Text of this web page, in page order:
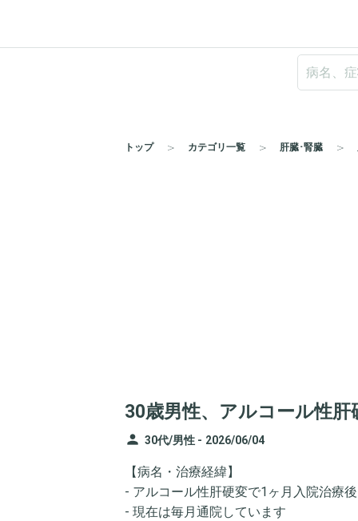
トップ カテゴリ一覧 肝臓･腎臓
30歳男性、アルコール性
person 30代/男性 - 2026/06/04
【病名・治療経緯】
- アルコール性肝硬変で1ヶ月入院治療
- 現在は毎月通院しています